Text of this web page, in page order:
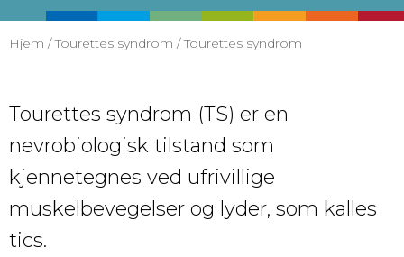
Hjem /Tourettes syndrom /Tourettes syndrom
Tourettes syndrom (TS) er en
nevrobiologisk tilstand som
kjennetegnes ved ufrivillige
muskelbevegelser og lyder, som kalles
tics.